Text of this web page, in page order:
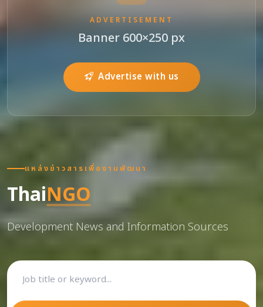
ADVERTISEMENT
Banner 600×250 px
Advertise with us
แหล่งข่าวสารเพื่องานพัฒนา
ThaiNGO
Development News and Information Sources